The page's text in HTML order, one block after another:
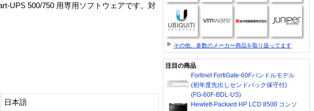
UPS 500/750 用専用ソフトウェアです。対
日本語
その他、多数のメーカー商品を取り扱ってます
注目の商品
Fortinet FortiGate-60Fバンドルモデル
(初年度先出しセンドバック保守付)
(FG-60F-BDL-US)
Hewlett-Packard HP LCD 8500 コンソ